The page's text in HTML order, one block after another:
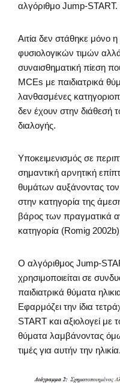
αλγόριθμο Jump-START.
Αιτία δεν στάθηκε μόνο
φυσιολογικών τιμών
συναισθηματική πίεση
MCEs με παιδιατρικά
λανθασμένες
δεν έχουν στην διάθεσή
διαλογής.
Υποκειμενισμός σε
σημαντική αρνητική
θυμάτων αυξάνοντας
στην κατηγορία της
βάρος των πραγματικά
κατηγορία (Romig
Ο αλγόριθμος Jump-
χρησιμοποιείται σε
παιδιατρικά θύματα
Εφαρμόζει την ίδια
START και αξιολογεί με
θύματα λαμβάνοντας
τιμές για αυτήν την ηλικία.